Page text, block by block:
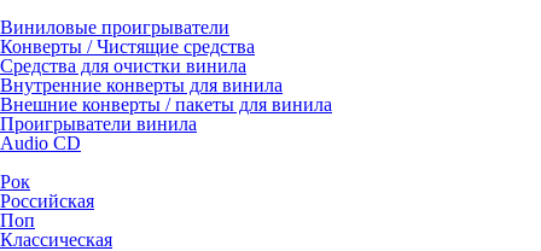
Виниловые проигрыватели
Конверты / Чистящие средства
Средства для очистки винила
Внутренние конверты для винила
Внешние конверты / пакеты для винила
Проигрыватели винила
Audio CD
Рок
Российская
Поп
Классическая